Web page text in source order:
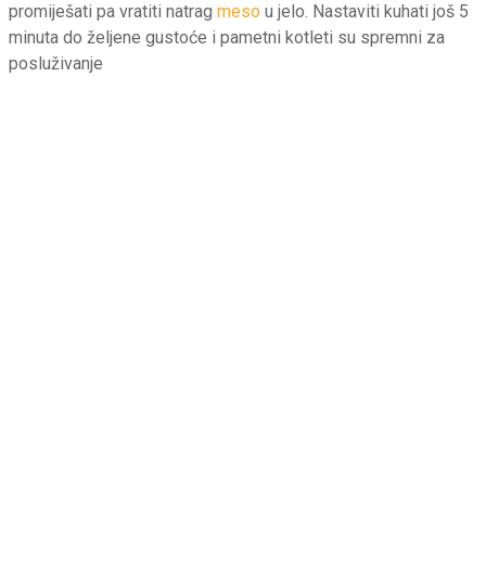
promiješati pa vratiti natrag meso u jelo. Nastaviti kuhati još 5
minuta do željene gustoće i pametni kotleti su spremni za
posluživanje